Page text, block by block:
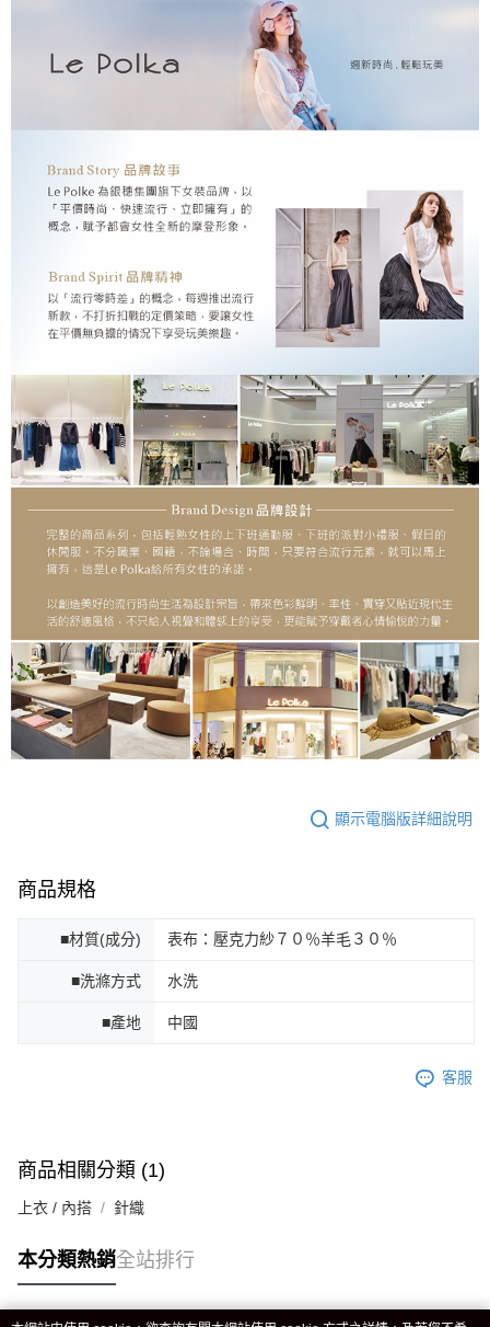
顯示電腦版詳細說明
商品規格
■材質(成分) 表布：壓克力紗７０％羊毛３０％
■洗滌方式 水洗
■產地 中國
客服
商品相關分類 (1)
上衣 / 內搭 針織
本分類熱銷全站排行